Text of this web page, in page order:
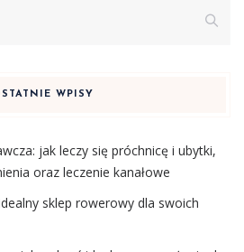
WPISY
jak leczy się próchnicę i ubytki,
oraz leczenie kanałowe
sklep rowerowy dla swoich